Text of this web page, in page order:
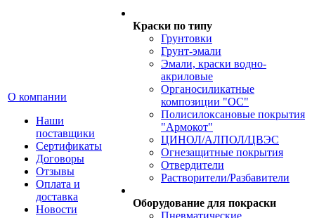
О компании
Наши
поставщики
Сертификаты
Договоры
Отзывы
Оплата и
доставка
Новости
Краски по типу
Грунтовки
Грунт-эмали
Эмали, краски водно-
акриловые
Органосиликатные
композиции "ОС"
Полисилоксановые покрытия
"Армокот"
ЦИНОЛ/АЛПОЛ/ЦВЭС
Огнезащитные покрытия
Отвердители
Растворители/Разбавители
Оборудование для покраски
Пневматические